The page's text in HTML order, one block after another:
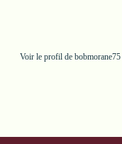
Voir le profil de bobmorane75